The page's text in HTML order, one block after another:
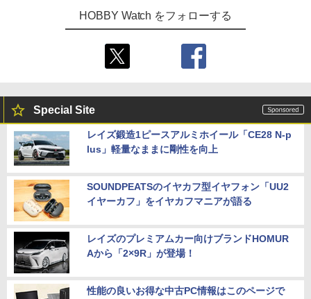
HOBBY Watch をフォローする
Special Site
レイズ鍛造1ピースアルミホイール「CE28 N-p
lus」軽量なままに剛性を向上
SOUNDPEATSのイヤカフ型イヤフォン「UU2
イヤーカフ」をイヤカフマニアが語る
レイズのプレミアムカー向けブランドHOMUR
Aから「2×9R」が登場！
性能の良いお得な中古PC情報はこのページで